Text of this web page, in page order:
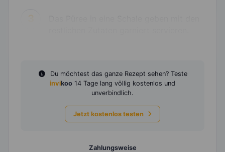
Du möchtest das ganze Rezept sehen? Teste
invikoo 14 Tage lang völlig kostenlos und
unverbindlich.
Jetzt kostenlos testen
Zahlungsweise